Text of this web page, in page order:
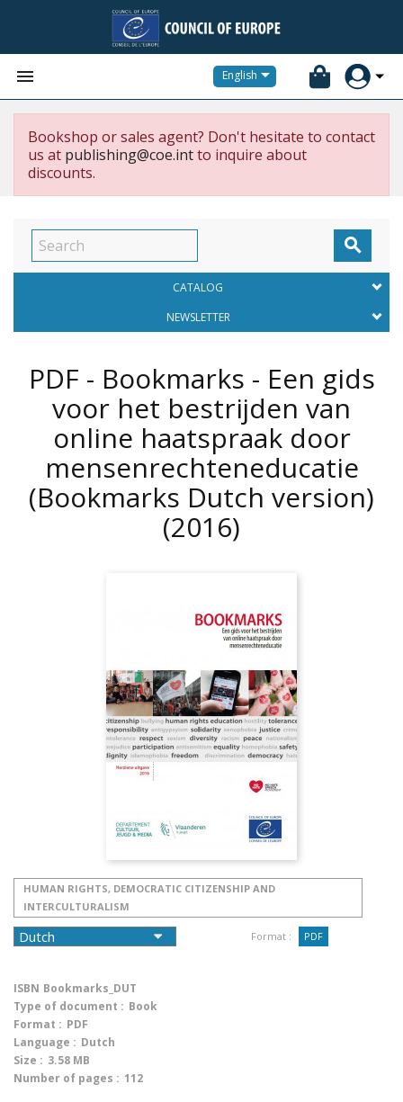
 English
Bookshop or sales agent? Don't hesitate to contact
us at publishing@coe.intto inquire about
discounts.

CATALOG
NEWSLETTER
PDF - Bookmarks - Een gids
voor het bestrijden van
online haatspraak door
mensenrechteneducatie
(Bookmarks Dutch version)
(2016)
HUMAN RIGHTS, DEMOCRATIC CITIZENSHIP AND
INTERCULTURALISM
Format : PDF
ISBN Bookmarks_DUT
Type of document : Book
Format : PDF
Language : Dutch
Size : 3.58 MB
Number of pages : 112